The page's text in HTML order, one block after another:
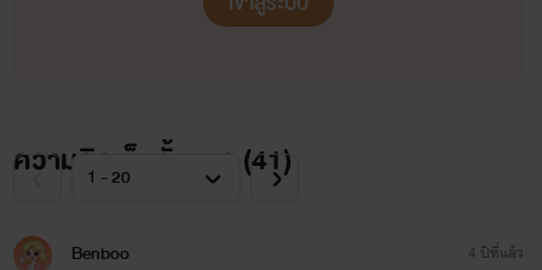
ความคิดเห็นทั้งหมด (41)
Benboo 4 ปีที่แล้ว